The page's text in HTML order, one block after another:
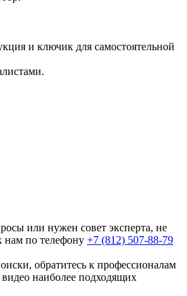
и ключик для самостоятельной
или нужен совет эксперта, не
нам по телефону +7 (812) 507-88-79
обратитесь к профессионалам
наиболее подходящих